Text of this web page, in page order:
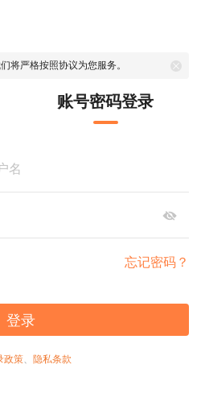
们将严格按照协议为您服务。
账号密码登录
忘记密码？
登录
政策、 隐私条款